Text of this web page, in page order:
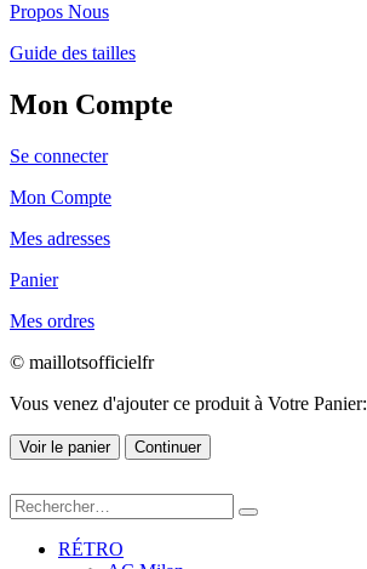
Propos Nous
Guide des tailles
Mon Compte
Se connecter
Mon Compte
Mes adresses
Panier
Mes ordres
© maillotsofficielfr
Vous venez d'ajouter ce produit à Votre Panier:
Voir le panier Continuer
RÉTRO